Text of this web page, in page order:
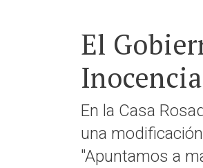
El
En la Casa
una
"Apuntamos a